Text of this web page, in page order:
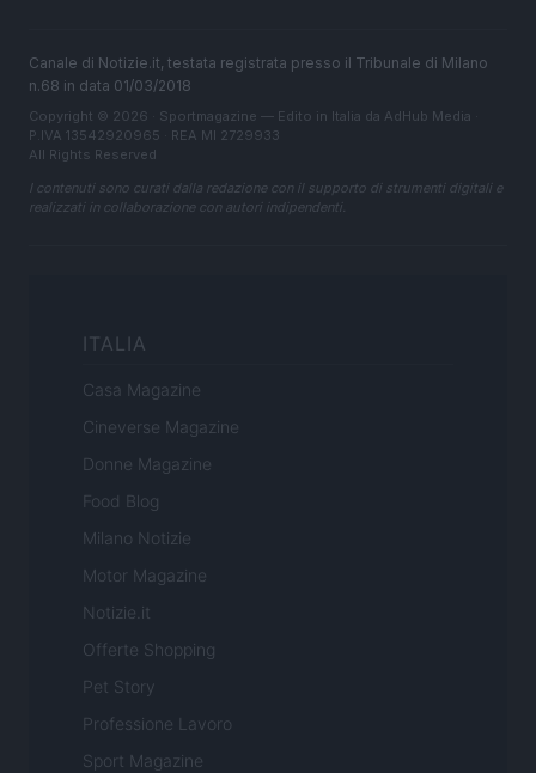
Canale di Notizie.it, testata registrata presso il Tribunale di Milano
n.68 in data 01/03/2018
Copyright © 2026 · Sportmagazine — Edito in Italia da AdHub Media
P.IVA 13542920965 · REA MI 2729933
All Rights Reserved
I contenuti sono curati dalla redazione con il supporto di strumenti digitali e
realizzati in collaborazione con autori indipendenti.
ITALIA
Casa Magazine
Cineverse Magazine
Donne Magazine
Food Blog
Milano Notizie
Motor Magazine
Notizie.it
Offerte Shopping
Pet Story
Professione Lavoro
Sport Magazine